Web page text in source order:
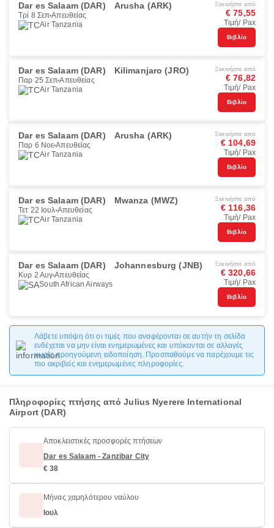
Dar es Salaam (DAR) Arusha (ARK)
Τρί 8 Σεπ Απευθείας
Air Tanzania
Ξεκινήστε από
€ 75,55
Τιμή/ Pax
Βιβλίο
Dar es Salaam (DAR) Kilimanjaro (JRO)
Παρ 25 Σεπ Απευθείας
Air Tanzania
Ξεκινήστε από
€ 76,82
Τιμή/ Pax
Βιβλίο
Dar es Salaam (DAR) Arusha (ARK)
Παρ 6 Νοε Απευθείας
Air Tanzania
Ξεκινήστε από
€ 104,69
Τιμή/ Pax
Βιβλίο
Dar es Salaam (DAR) Mwanza (MWZ)
Τετ 22 Ιουλ Απευθείας
Air Tanzania
Ξεκινήστε από
€ 116,36
Τιμή/ Pax
Βιβλίο
Dar es Salaam (DAR) Johannesburg (JNB)
Κυρ 2 Αυγ Απευθείας
South African Airways
Ξεκινήστε από
€ 320,66
Τιμή/ Pax
Βιβλίο
Λάβετε υπόψη ότι οι τιμές που αναφέρονται σε αυτήν τη σελίδα
ενδέχεται να μην είναι ενημερωμένες και υπόκεινται σε αλλαγές
χωρίς προηγούμενη ειδοποίηση. Προσπαθούμε να παρέχουμε τις
πιο ακριβείς και ενημερωμένες πληροφορίες.
Πληροφορίες πτήσης από Julius Nyerere International
Airport (DAR)
Αποκλειστικές προσφορές πτήσεων
Dar es Salaam - Zanzibar City
€ 38
Μήνας χαμηλότερου ναύλου
Ιουλ